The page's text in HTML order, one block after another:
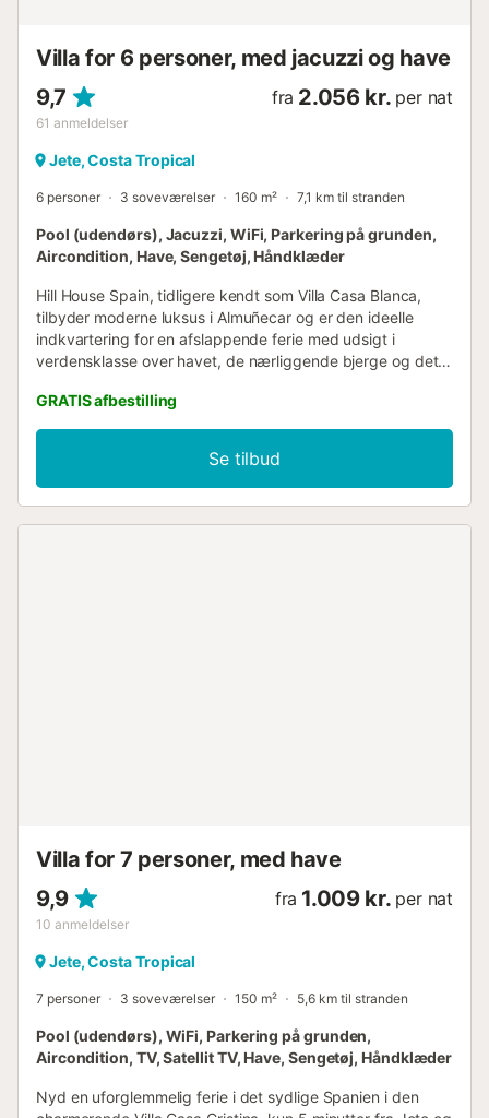
Villa for 6 personer, med jacuzzi og have
9,7
61 anmeldelser
fra 2.056 kr. per nat
Jete, Costa Tropical
6 personer 3 soveværelser 160 m² 7,1 km til stranden
Pool (udendørs), Jacuzzi, WiFi, Parkering på grunden,
Aircondition, Have, Sengetøj, Håndklæder
Hill House Spain, tidligere kendt som Villa Casa Blanca,
tilbyder moderne luksus i Almuñecar og er den ideelle
indkvartering for en afslappende ferie med udsigt i
verdensklasse over havet, de nærliggende bjerge og det
designet til at fremme afslapning fra det øjeblik, du
ankommer. Højdepunktet ved denne indkvartering er det
private udendørsområde med en infinity-pool (åben året
rundt), et jacuzzi, en have, havemøbler, en åben terrasse,
en overdækket terrasse, en grill og en udendørs bruser.
GRATIS afbestilling
Se tilbud
Villa for 7 personer, med have
9,9
10 anmeldelser
fra 1.009 kr. per nat
Jete, Costa Tropical
7 personer 3 soveværelser 150 m² 5,6 km til stranden
Pool (udendørs), WiFi, Parkering på grunden,
Aircondition, TV, Satellit TV, Have, Sengetøj, Håndklæder
Nyd en uforglemmelig ferie i det sydlige Spanien i den